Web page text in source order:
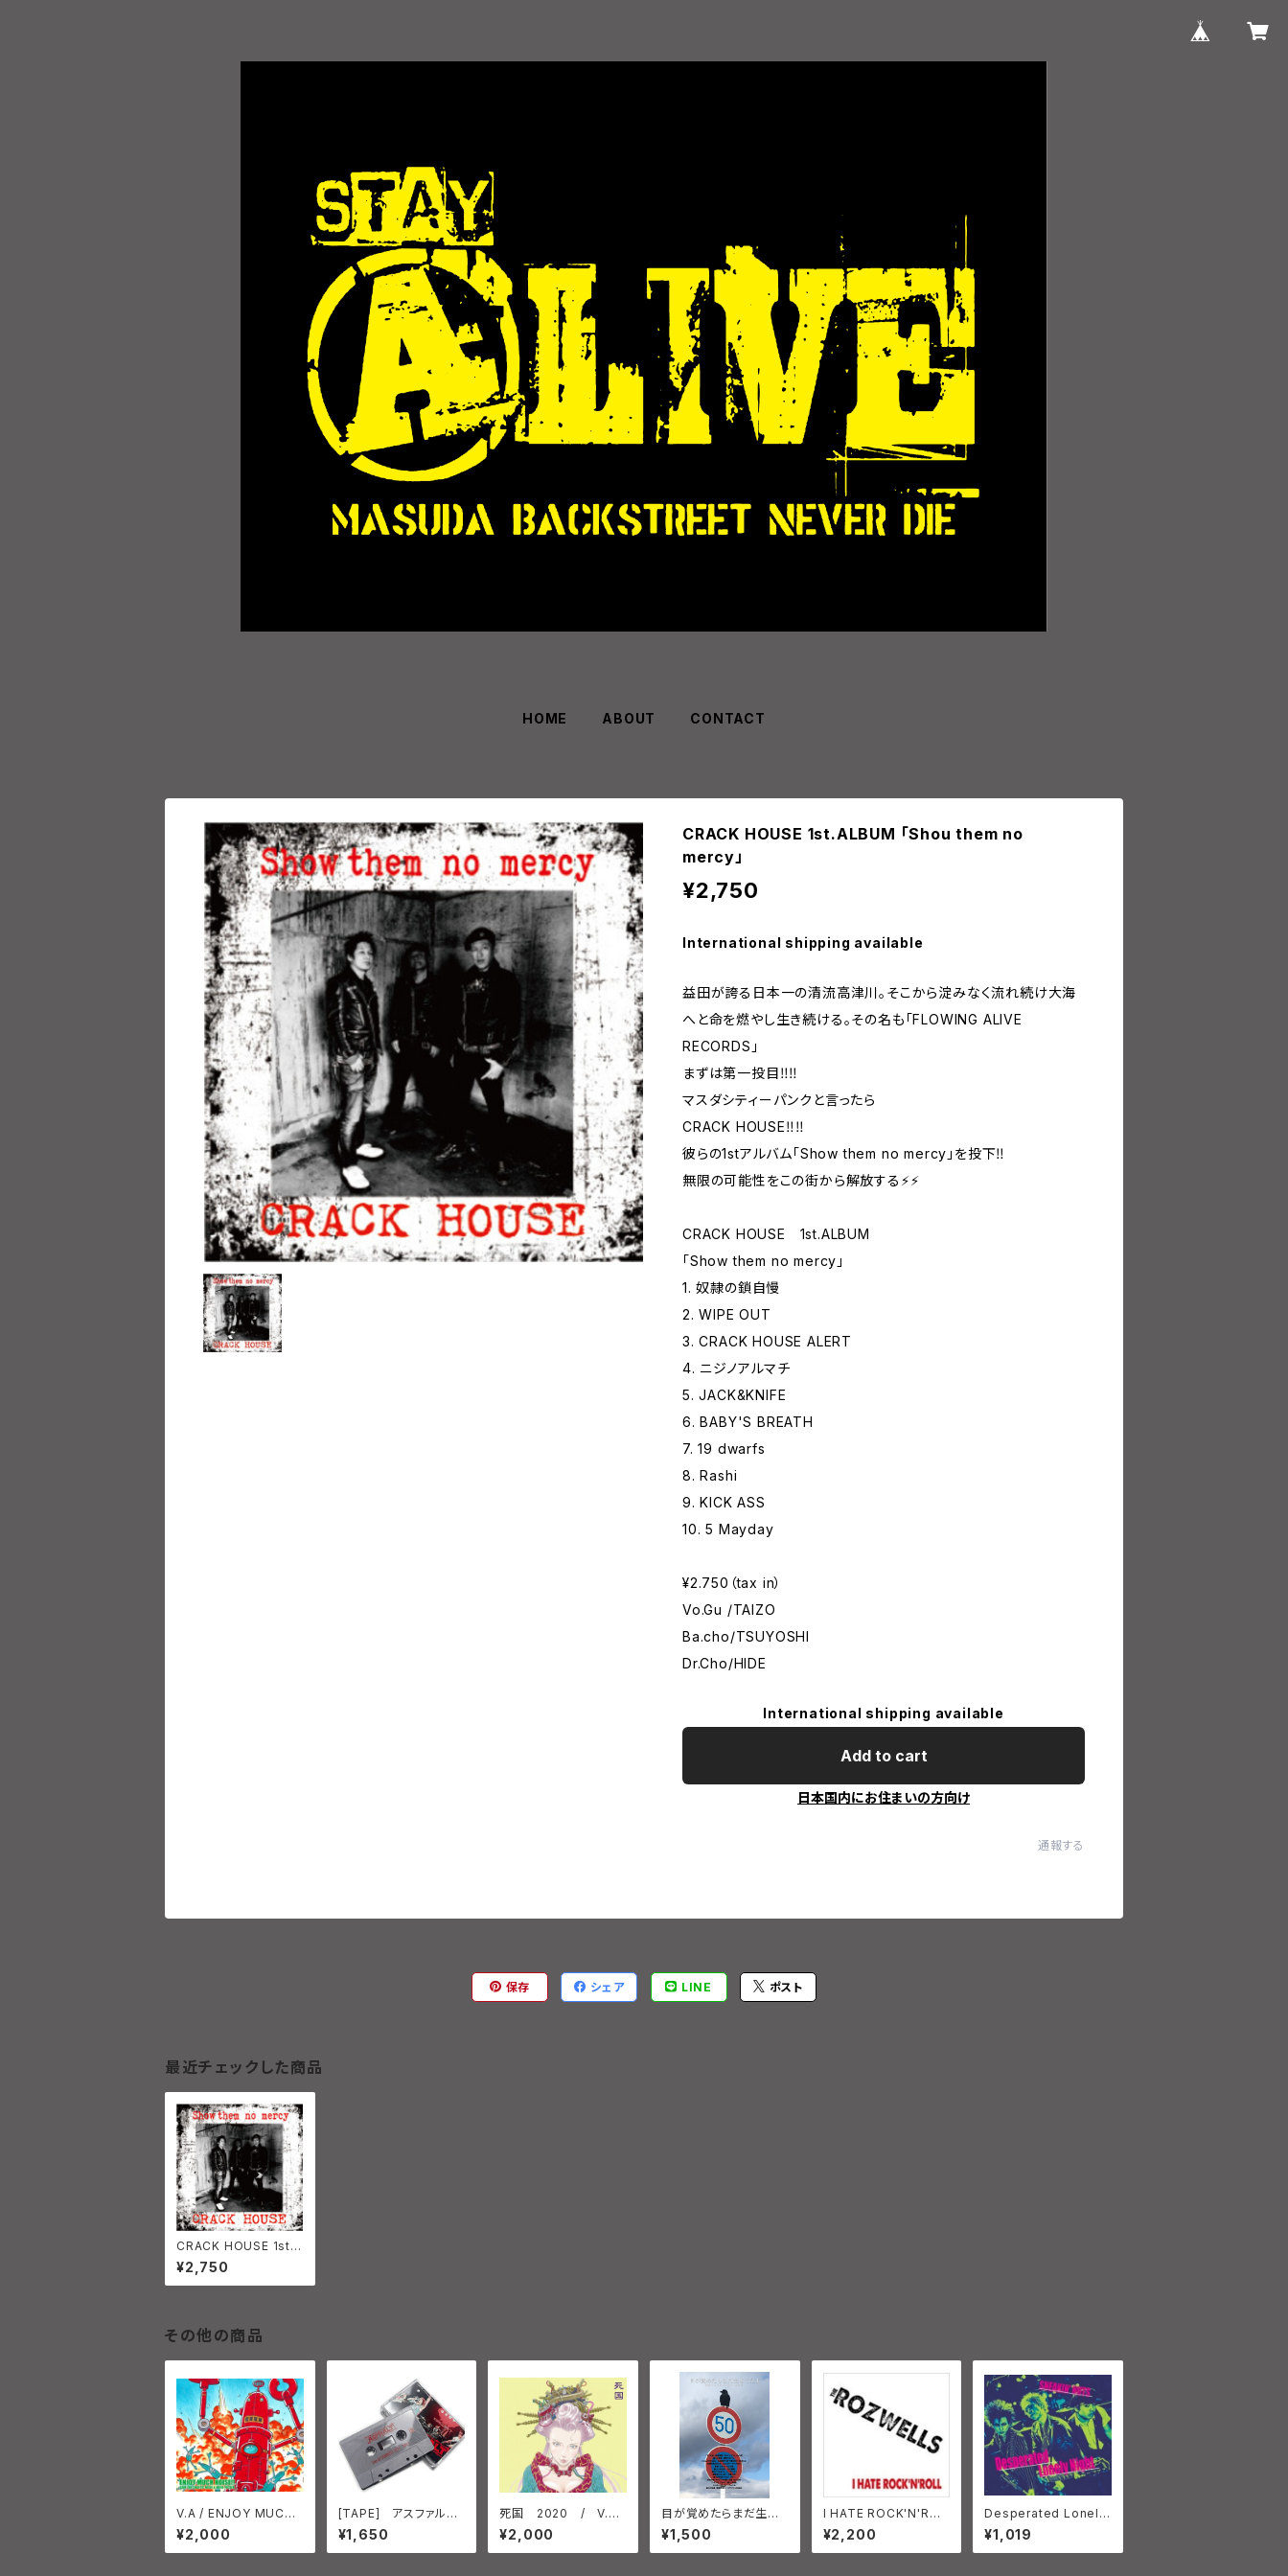
HOME ABOUT CONTACT
CRACK HOUSE 1st.ALBUM 「Shou them no
mercy」
¥2,750
International shipping available
益田が誇る日本一の清流高津川。そこから淀みなく流れ続け大海
へと命を燃やし生き続ける。その名も「FLOWING ALIVE
RECORDS」
まずは第一投目‼︎‼︎
マスダシティーパンクと言ったら
CRACK HOUSE‼︎‼︎
彼らの1stアルバム「Show them no mercy」を投下‼︎
無限の可能性をこの街から解放する⚡️⚡️
CRACK HOUSE 1st.ALBUM
「Show them no mercy」
1. 奴隷の鎖自慢
2. WIPE OUT
3. CRACK HOUSE ALERT
4. ニジノアルマチ
5. JACK&KNIFE
6. BABY'S BREATH
7. 19 dwarfs
8. Rashi
9. KICK ASS
10. 5 Mayday
¥2.750（tax in）
Vo.Gu /TAIZO
Ba.cho/TSUYOSHI
Dr.Cho/HIDE
International shipping available
Add to cart
日本国内にお住まいの方向け
通報する
保存 シェア LINE ポスト
最近チェックした商品
CRACK HOUSE 1st.A
LBUM 「Shou them n
o mercy」
¥2,750
その他の商品
V.A / ENJOY MUCH
NOISE Vol.3 CDx2
¥2,000
[TAPE] アスファルト
(ASPHALT) Live At
CONQUEST 2023
TAR-005
¥1,650
死国 2020 / V.A
CD 2枚組
¥2,000
目が覚めたらまだ生き
てたよ 生きてるうち
に R.I.P. ミカカ2
¥1,500
I HATE ROCK'N'ROL
L!! THE ROZWELLS
¥2,200
Desperated Lonely
Night SNEAKIN'NUT
S
¥1,019